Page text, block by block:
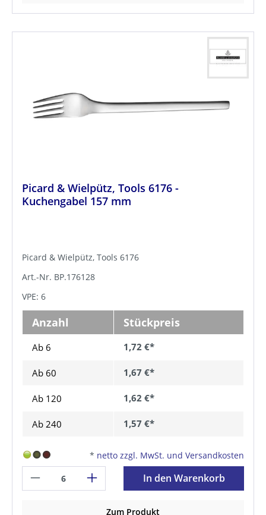
Picard & Wielpütz, Tools 6176 -
Kuchengabel 157 mm
Picard & Wielpütz, Tools 6176
Art.-Nr. BP.176128
VPE: 6
Anzahl Stückpreis
Ab 6 1,72 €*
Ab 60 1,67 €*
Ab 120 1,62 €*
Ab 240 1,57 €*
* netto zzgl. MwSt. und Versandkosten
In den Warenkorb
Zum Produkt